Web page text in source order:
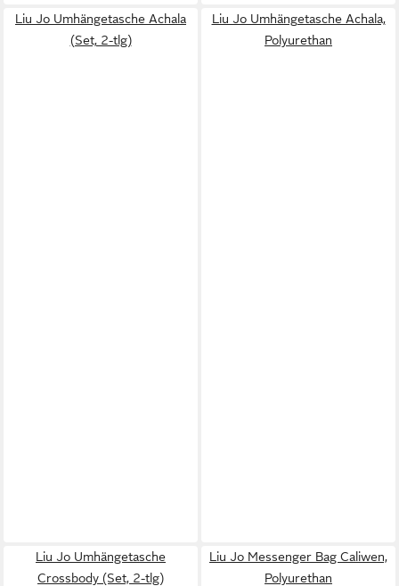
Liu Jo Umhängetasche Achala
(Set, 2-tlg)
Liu Jo Umhängetasche Achala,
Polyurethan
Liu Jo Umhängetasche
Crossbody (Set, 2-tlg)
Liu Jo Messenger Bag Caliwen,
Polyurethan